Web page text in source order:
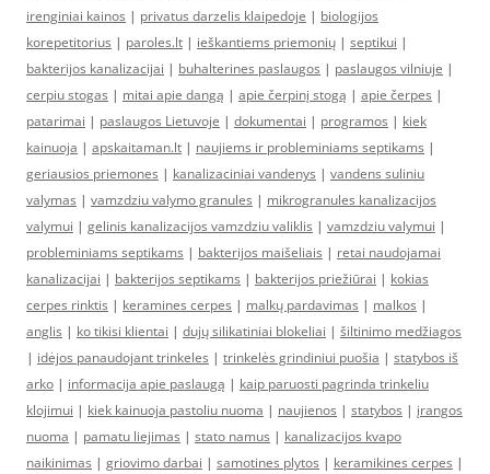
irenginiai kainos | privatus darzelis klaipedoje | biologijos
korepetitorius | paroles.lt | ieškantiems priemonių | septikui |
bakterijos kanalizacijai | buhalterines paslaugos | paslaugos vilniuje |
cerpiu stogas | mitai apie dangą | apie čerpinį stogą | apie čerpes |
patarimai | paslaugos Lietuvoje | dokumentai | programos | kiek
kainuoja | apskaitaman.lt | naujiems ir probleminiams septikams |
geriausios priemones | kanalizaciniai vandenys | vandens suliniu
valymas | vamzdziu valymo granules | mikrogranules kanalizacijos
valymui | gelinis kanalizacijos vamzdziu valiklis | vamzdziu valymui |
probleminiams septikams | bakterijos maišeliais | retai naudojamai
kanalizacijai | bakterijos septikams | bakterijos priežiūrai | kokias
cerpes rinktis | keramines cerpes | malkų pardavimas | malkos |
anglis | ko tikisi klientai | dujų silikatiniai blokeliai | šiltinimo medžiagos
| idėjos panaudojant trinkeles | trinkelės grindiniui puošia | statybos iš
arko | informacija apie paslaugą | kaip paruosti pagrinda trinkeliu
klojimui | kiek kainuoja pastoliu nuoma | naujienos | statybos | įrangos
nuoma | pamatu liejimas | stato namus | kanalizacijos kvapo
naikinimas | griovimo darbai | samotines plytos | keramikines cerpes |